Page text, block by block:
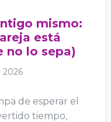
mismo:
está
no lo sepa)
2026
de esperar el
tiempo,